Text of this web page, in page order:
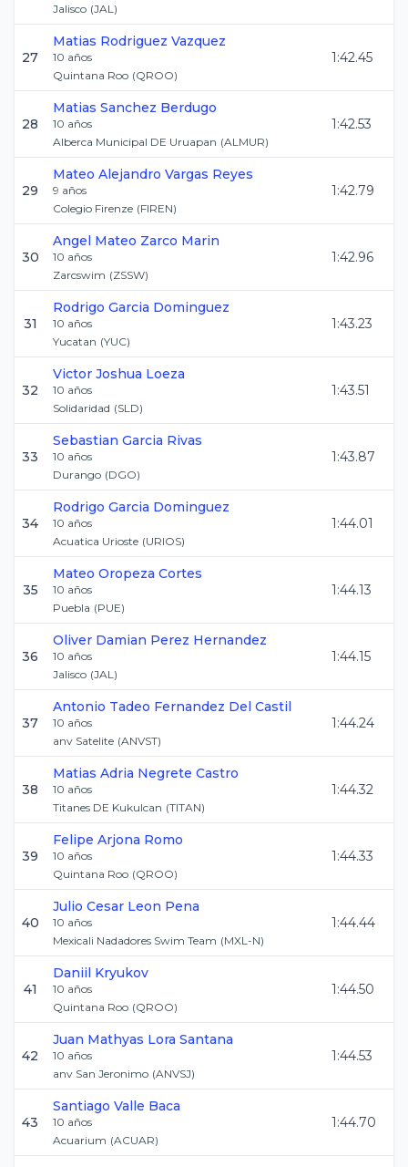
Jalisco (JAL)
27
Matias Rodriguez Vazquez
10 años
Quintana Roo (QROO)
1:42.45
28
Matias Sanchez Berdugo
10 años
Alberca Municipal DE Uruapan (ALMUR)
1:42.53
29
Mateo Alejandro Vargas Reyes
9 años
Colegio Firenze (FIREN)
1:42.79
30
Angel Mateo Zarco Marin
10 años
Zarcswim (ZSSW)
1:42.96
31
Rodrigo Garcia Dominguez
10 años
Yucatan (YUC)
1:43.23
32
Victor Joshua Loeza
10 años
Solidaridad (SLD)
1:43.51
33
Sebastian Garcia Rivas
10 años
Durango (DGO)
1:43.87
34
Rodrigo Garcia Dominguez
10 años
Acuatica Urioste (URIOS)
1:44.01
35
Mateo Oropeza Cortes
10 años
Puebla (PUE)
1:44.13
36
Oliver Damian Perez Hernandez
10 años
Jalisco (JAL)
1:44.15
37
Antonio Tadeo Fernandez Del Castil
10 años
anv Satelite (ANVST)
1:44.24
38
Matias Adria Negrete Castro
10 años
Titanes DE Kukulcan (TITAN)
1:44.32
39
Felipe Arjona Romo
10 años
Quintana Roo (QROO)
1:44.33
40
Julio Cesar Leon Pena
10 años
Mexicali Nadadores Swim Team (MXL-N)
1:44.44
41
Daniil Kryukov
10 años
Quintana Roo (QROO)
1:44.50
42
Juan Mathyas Lora Santana
10 años
anv San Jeronimo (ANVSJ)
1:44.53
43
Santiago Valle Baca
10 años
Acuarium (ACUAR)
1:44.70